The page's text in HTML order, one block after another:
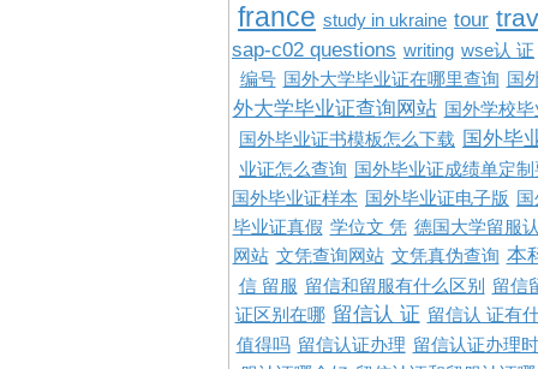
france study in ukraine tour
sap-c02 questions writing wse认 证
编号 国外大学毕业证在哪里查询 国
外大学毕业证查询网站 国外学校
国外毕业证书模板怎么下载 国外毕
业证怎么查询
国外毕业证成绩单定
国外毕业证样本
国外毕业证电子版
毕业证真假 学位文 凭 德国大学留服
网站 文凭查询网站 文凭真伪查询 本
信 留服 留信和留服有什么区别
留信
证区别在哪 留信认 证 留信认 证有
值得吗 留信认证办理 留信认证办理